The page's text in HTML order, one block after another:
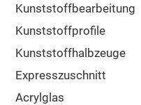
Kunststoffbearbeitung
Kunststoffprofile
Kunststoffhalbzeuge
Expresszuschnitt
Acrylglas